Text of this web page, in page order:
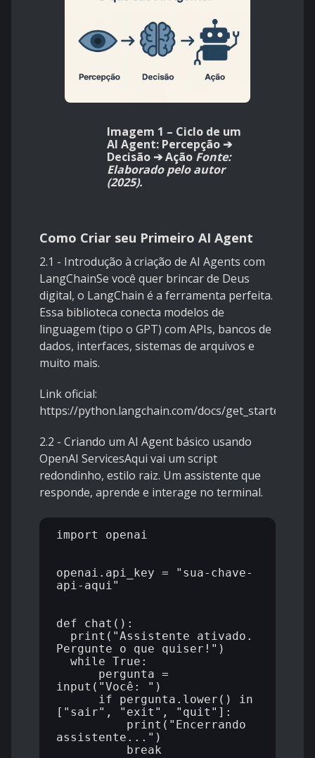
Imagem 1 – Ciclo de um
AI Agent: Percepção ➔
Decisão ➔ Ação Fonte:
Elaborado pelo autor
(2025).
Como Criar seu Primeiro AI Agent
2.1 - Introdução à criação de AI Agents com
LangChainSe você quer brincar de Deus
digital, o LangChain é a ferramenta perfeita.
Essa biblioteca conecta modelos de
linguagem (tipo o GPT) com APIs, bancos de
dados, interfaces, sistemas de arquivos e
muito mais.
Link oficial:
https://python.langchain.com/docs/get_started/
2.2 - Criando um AI Agent básico usando
OpenAI ServicesAqui vai um script
redondinho, estilo raiz. Um assistente que
responde, aprende e interage no terminal.
import openai
openai.api_key = "sua-chave-
api-aqui"
def chat():
print("Assistente ativado.
Pergunte o que quiser!")
while True:
pergunta =
input("Você: ")
if pergunta.lower() in
["sair", "exit", "quit"]:
print("Encerrando
assistente...")
break